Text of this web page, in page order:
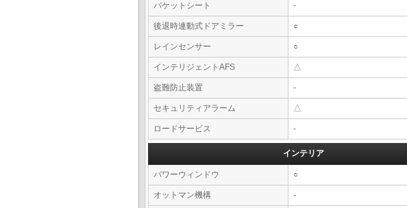
バケットシート -
後退時連動式ドアミラー ○
レインセンサー ○
インテリジェントAFS △
盗難防止装置 -
セキュリティアラーム △
ロードサービス -
インテリア
パワーウィンドウ ○
オットマン機構 -